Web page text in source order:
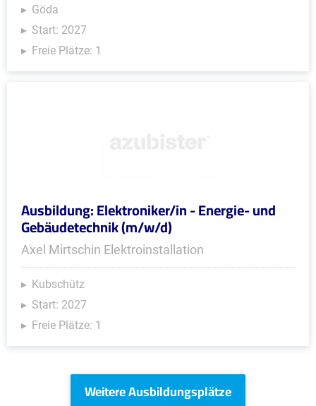
Göda
Start: 2027
Freie Plätze: 1
Ausbildung: Elektroniker/in - Energie- und
Gebäudetechnik (m/w/d)
Axel Mirtschin Elektroinstallation
Kubschütz
Start: 2027
Freie Plätze: 1
Weitere Ausbildungsplätze